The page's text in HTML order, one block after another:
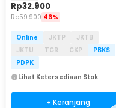
Rp32.900
Rp59.900 46%
Online JKTP
JKTB
JKTU
TGR CKP
PBKS
PDPK
Lihat Ketersediaan Stok
+ Keranjang